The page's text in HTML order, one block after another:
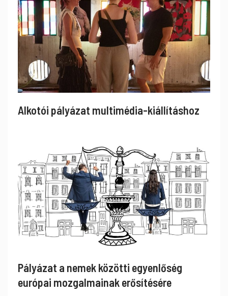
Alkotói pályázat multimédia-kiállításhoz
Pályázat a nemek közötti egyenlőség
európai mozgalmainak erősítésére